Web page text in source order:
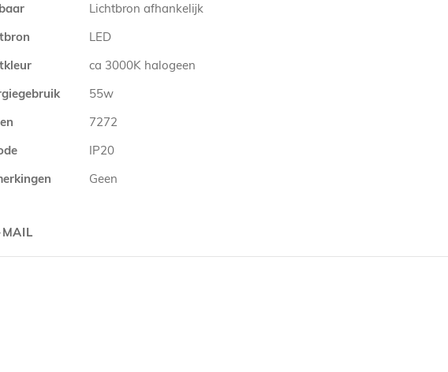
Lichtbron afhankelijk
LED
ca 3000K halogeen
55w
7272
IP20
Geen